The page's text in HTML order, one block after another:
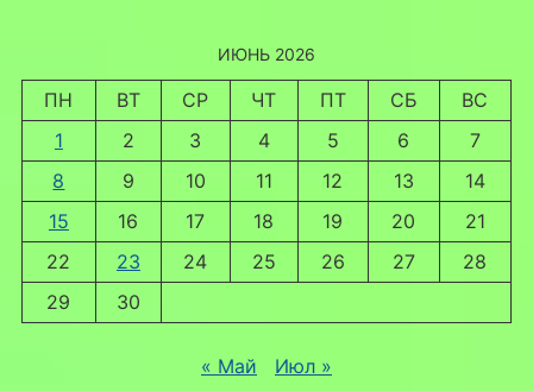
ИЮНЬ 2026
ПН ВТ СР ЧТ ПТ СБ
ВС
1
2 3 4 5 6
7
8
9 10 11 12 13
14
15
16 17 18 19 20
21
22
23 24 25 26 27
28
29
30
« Май Июл »